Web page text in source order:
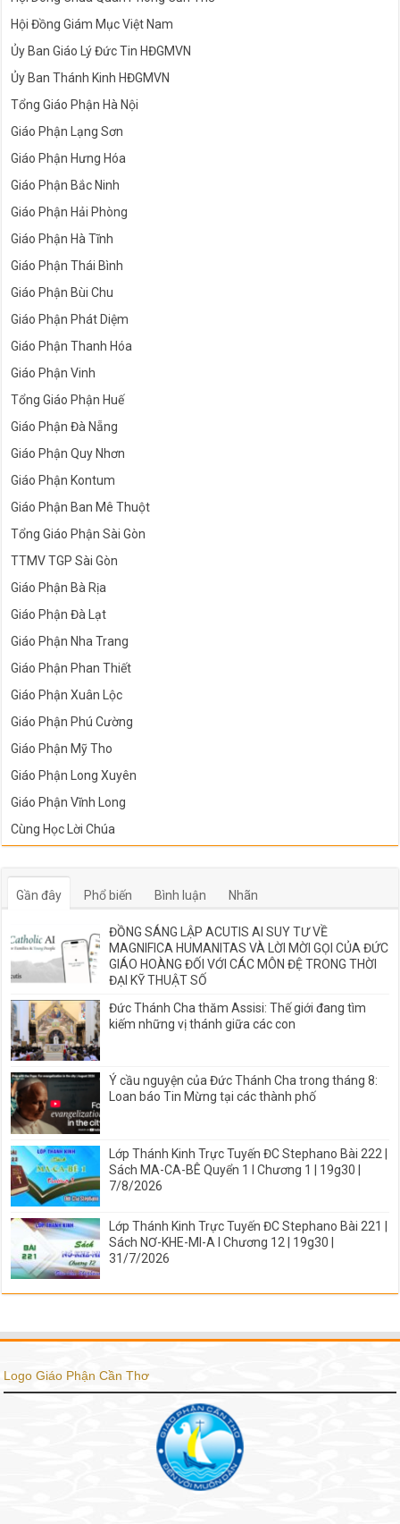
Hội Đồng Giám Mục Việt Nam
Ủy Ban Giáo Lý Đức Tin HĐGMVN
Ủy Ban Thánh Kinh HĐGMVN
Tổng Giáo Phận Hà Nội
Giáo Phận Lạng Sơn
Giáo Phận Hưng Hóa
Giáo Phận Bắc Ninh
Giáo Phận Hải Phòng
Giáo Phận Hà Tĩnh
Giáo Phận Thái Bình
Giáo Phận Bùi Chu
Giáo Phận Phát Diệm
Giáo Phận Thanh Hóa
Giáo Phận Vinh
Tổng Giáo Phận Huế
Giáo Phận Đà Nẵng
Giáo Phận Quy Nhơn
Giáo Phận Kontum
Giáo Phận Ban Mê Thuột
Tổng Giáo Phận Sài Gòn
TTMV TGP Sài Gòn
Giáo Phận Bà Rịa
Giáo Phận Đà Lạt
Giáo Phận Nha Trang
Giáo Phận Phan Thiết
Giáo Phận Xuân Lộc
Giáo Phận Phú Cường
Giáo Phận Mỹ Tho
Giáo Phận Long Xuyên
Giáo Phận Vĩnh Long
Cùng Học Lời Chúa
Gần đây Phổ biến Bình luận Nhãn
ĐỒNG SÁNG LẬP ACUTIS AI SUY TƯ VỀ
MAGNIFICA HUMANITAS VÀ LỜI MỜI GỌI CỦA ĐỨC
GIÁO HOÀNG ĐỐI VỚI CÁC MÔN ĐỆ TRONG THỜI
ĐẠI KỸ THUẬT SỐ
Đức Thánh Cha thăm Assisi: Thế giới đang tìm
kiếm những vị thánh giữa các con
Ý cầu nguyện của Đức Thánh Cha trong tháng 8:
Loan báo Tin Mừng tại các thành phố
Lớp Thánh Kinh Trực Tuyến ĐC Stephano Bài 222 |
Sách MA-CA-BÊ Quyển 1 I Chương 1 | 19g30 |
7/8/2026
Lớp Thánh Kinh Trực Tuyến ĐC Stephano Bài 221 |
Sách NƠ-KHE-MI-A I Chương 12 | 19g30 |
31/7/2026
Logo Giáo Phận Cần Thơ